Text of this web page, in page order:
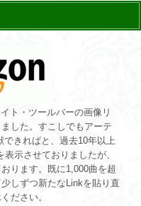
ト・ツールバーの画像リ
した。すこしでもアーテ
できればと、過去10年以上
示させておりましたが、
ります。既に1,000曲を超
しずつ新たなLinkを貼り直
ださい。